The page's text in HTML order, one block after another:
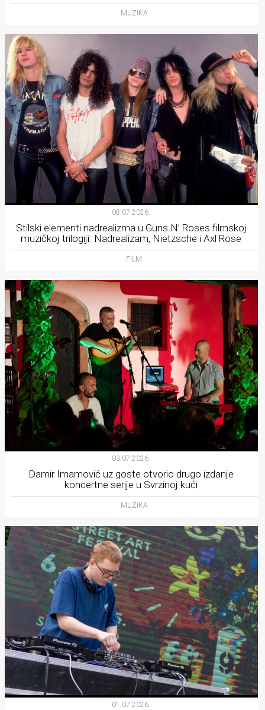
MUZIKA
08.07.2026.
Stilski elementi nadrealizma u Guns N’ Roses filmskoj
muzičkoj trilogiji: Nadrealizam, Nietzsche i Axl Rose
FILM
03.07.2026.
Damir Imamović uz goste otvorio drugo izdanje
koncertne serije u Svrzinoj kući
MUZIKA
01.07.2026.